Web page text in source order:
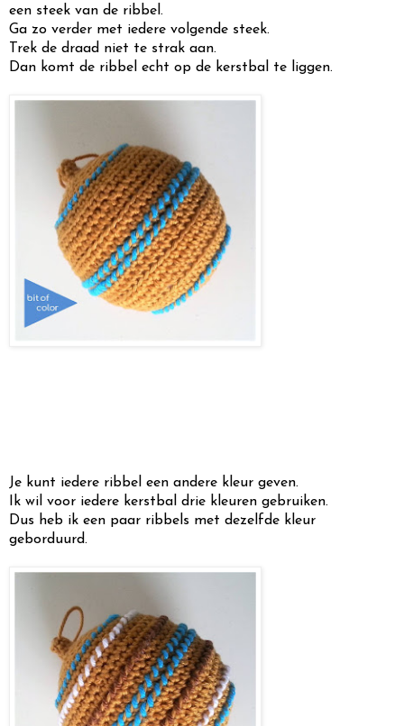
een steek van de ribbel.
Ga zo verder met iedere volgende steek.
Trek de draad niet te strak aan.
Dan komt de ribbel echt op de kerstbal te liggen.
Je kunt iedere ribbel een andere kleur geven.
Ik wil voor iedere kerstbal drie kleuren gebruiken.
Dus heb ik een paar ribbels met dezelfde kleur
geborduurd.